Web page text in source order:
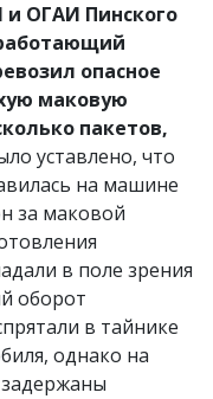
ОГАИ Пинского
опасное
маковую
пакетов,
уставлено, что
на машине
за маковой
в поле зрения
оборот
в тайнике
однако на